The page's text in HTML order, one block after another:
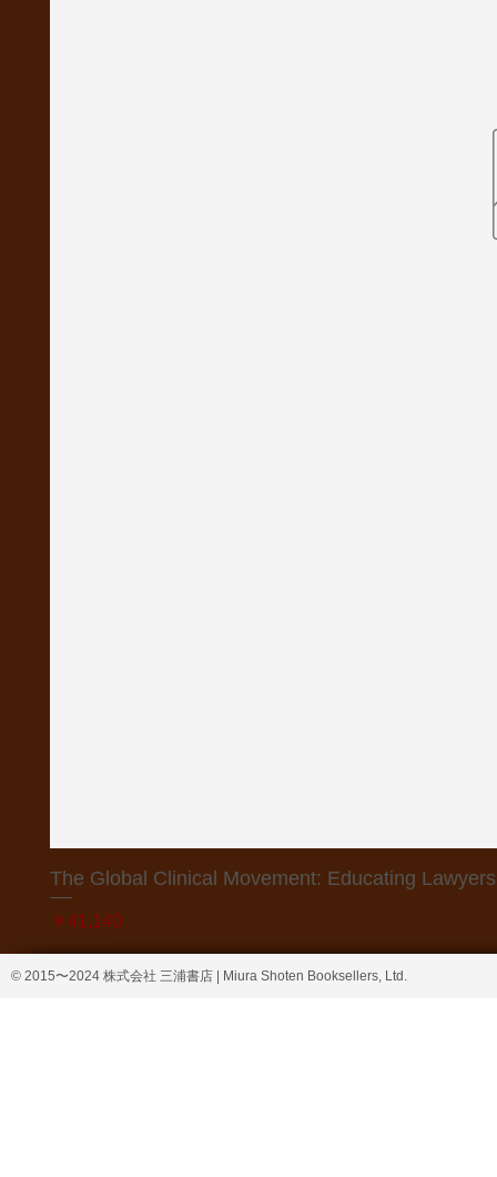
The Global Clinical Movement: Educating
価格
￥41,140
© 2015〜2024 株式会社 三浦書店 | Miura Shoten Booksellers, Ltd.